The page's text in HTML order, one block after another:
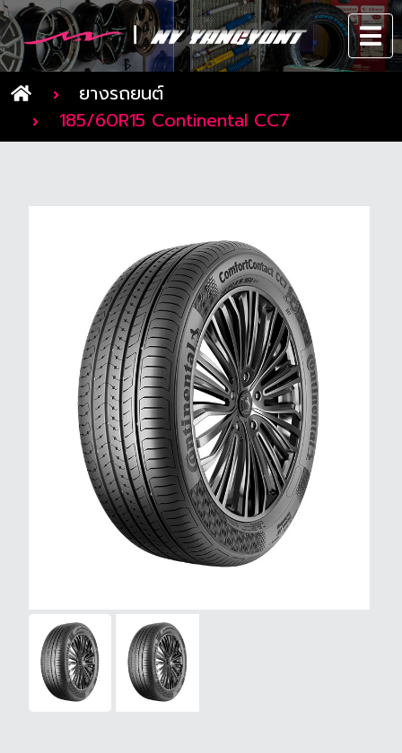
ยางรถยนต์
185/60R15 Continental CC7